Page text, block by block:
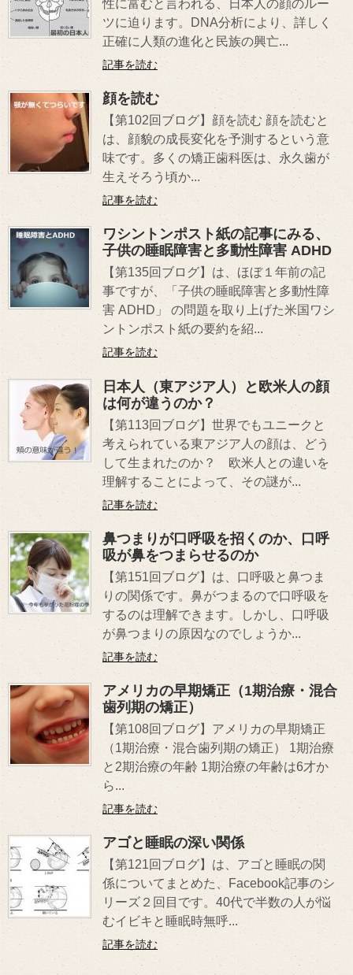
性に富むと言われる、日本人の顔のルー
ツに迫ります。DNA分析により、詳しく
正確に人類の進化と民族の興亡...
記事を読む
顔を読む
【第102回ブログ】顔を読む 顔を読むと
は、顔貌の成長変化を予測するという意
味です。多くの矯正歯科医は、永久歯が
生えそろう頃か...
記事を読む
ワシントンポスト紙の記事にみる、
子供の睡眠障害と多動性障害 ADHD
【第135回ブログ】は、ほぼ１年前の記
事ですが、「子供の睡眠障害と多動性障
害 ADHD」 の問題を取り上げた米国ワシ
ントンポスト紙の要約を紹...
記事を読む
日本人（東アジア人）と欧米人の顔
は何が違うのか？
【第113回ブログ】世界でもユニークと
考えられている東アジア人の顔は、どう
して生まれたのか？ 欧米人との違いを
理解することによって、その謎が...
記事を読む
鼻つまりが口呼吸を招くのか、口呼
吸が鼻をつまらせるのか
【第151回ブログ】は、口呼吸と鼻つま
りの関係です。鼻がつまるので口呼吸を
するのは理解できます。しかし、口呼吸
が鼻つまりの原因なのでしょうか...
記事を読む
アメリカの早期矯正（1期治療・混合
歯列期の矯正）
【第108回ブログ】アメリカの早期矯正
（1期治療・混合歯列期の矯正） 1期治療
と2期治療の年齢 1期治療の年齢は6才か
ら...
記事を読む
アゴと睡眠の深い関係
【第121回ブログ】は、アゴと睡眠の関
係についてまとめた、Facebook記事のシ
リーズ２回目です。40代で半数の人が悩
むイビキと睡眠時無呼...
記事を読む